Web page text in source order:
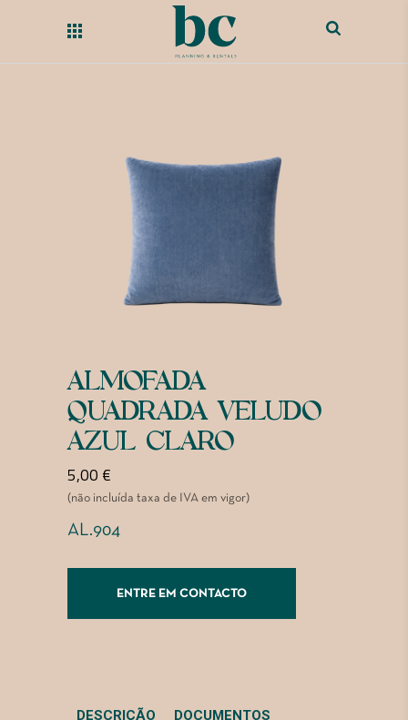
ALMOFADA
QUADRADA VELUDO
AZUL CLARO
5,00 €
(não incluída taxa de IVA em vigor)
AL.904
ENTRE EM CONTACTO
DESCRIÇÃO DOCUMENTOS